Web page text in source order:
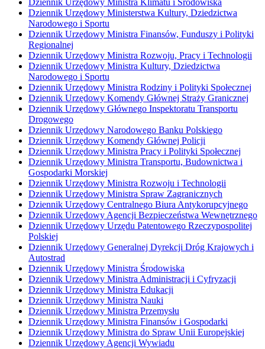
Dziennik Urzędowy Ministra Klimatu i Środowiska
Dziennik Urzędowy Ministerstwa Kultury, Dziedzictwa
Narodowego i Sportu
Dziennik Urzędowy Ministra Finansów, Funduszy i Polityki
Regionalnej
Dziennik Urzędowy Ministra Rozwoju, Pracy i Technologii
Dziennik Urzędowy Ministra Kultury, Dziedzictwa
Narodowego i Sportu
Dziennik Urzędowy Ministra Rodziny i Polityki Społecznej
Dziennik Urzędowy Komendy Głównej Straży Granicznej
Dziennik Urzędowy Głównego Inspektoratu Transportu
Drogowego
Dziennik Urzędowy Narodowego Banku Polskiego
Dziennik Urzędowy Komendy Głównej Policji
Dziennik Urzędowy Ministra Pracy i Polityki Społecznej
Dziennik Urzędowy Ministra Transportu, Budownictwa i
Gospodarki Morskiej
Dziennik Urzędowy Ministra Rozwoju i Technologii
Dziennik Urzędowy Ministra Spraw Zagranicznych
Dziennik Urzędowy Centralnego Biura Antykorupcyjnego
Dziennik Urzędowy Agencji Bezpieczeństwa Wewnętrznego
Dziennik Urzędowy Urzędu Patentowego Rzeczypospolitej
Polskiej
Dziennik Urzędowy Generalnej Dyrekcji Dróg Krajowych i
Autostrad
Dziennik Urzędowy Ministra Środowiska
Dziennik Urzędowy Ministra Administracji i Cyfryzacji
Dziennik Urzędowy Ministra Edukacji
Dziennik Urzędowy Ministra Nauki
Dziennik Urzędowy Ministra Przemysłu
Dziennik Urzędowy Ministra Finansów i Gospodarki
Dziennik Urzędowy Ministra do Spraw Unii Europejskiej
Dziennik Urzędowy Agencji Wywiadu